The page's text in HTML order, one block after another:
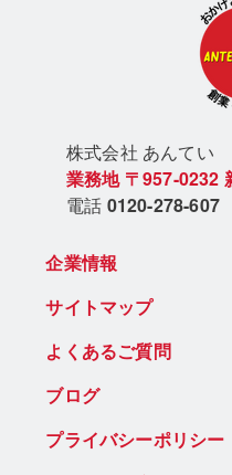
株式会社 あんてい
業務地 〒957-0232
電話 0120-278-607
企業情報
サイトマップ
よくあるご質問
ブログ
プライバシーポリシー